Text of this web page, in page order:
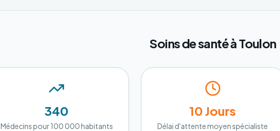
Soins de santé à Toulon
340
Médecins pour 100 000 habitants
10 Jours
Délai d'attente moyen spécialiste